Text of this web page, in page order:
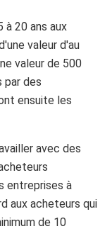
à 20 ans aux
valeur d'au
valeur de 500
par des
ensuite les
avec des
entreprises à
aux acheteurs qui
de 10